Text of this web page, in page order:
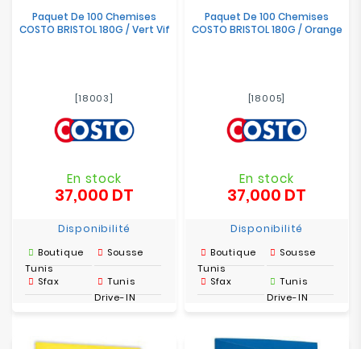
Paquet De 100 Chemises
COSTO BRISTOL 180G / Vert Vif
[18003]
En stock
37,000 DT
Disponibilité
Boutique
Tunis
Sousse
Sfax
Tunis
Drive-IN
Paquet De 100 Chemises
COSTO BRISTOL 180G / Orange
[18005]
En stock
37,000 DT
Disponibilité
Boutique
Tunis
Sousse
Sfax
Tunis
Drive-IN